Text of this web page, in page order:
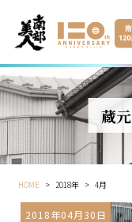
蔵
HOME > 2018年 > 4月
2018年04月30日